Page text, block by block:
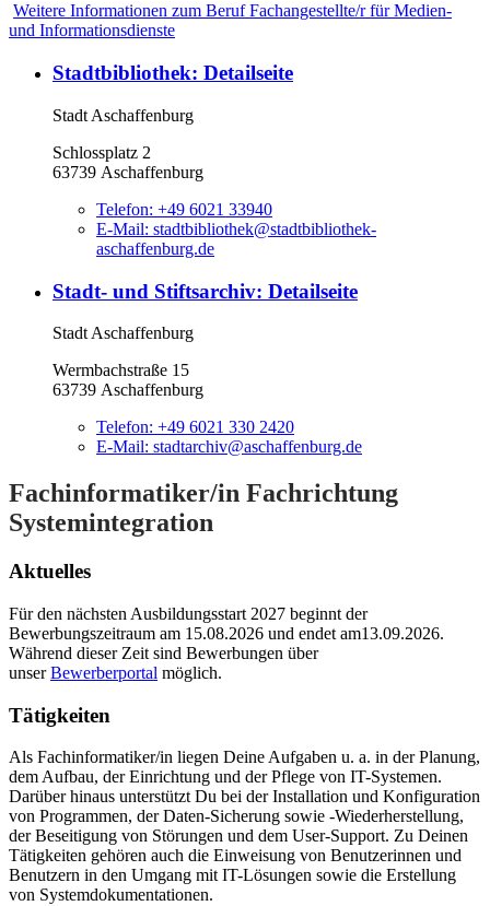
Weitere Informationen zum Beruf Fachangestellte/r für Medien-
und Informationsdienste
Stadtbibliothek: Detailseite
Stadt Aschaffenburg
Schlossplatz 2
63739 Aschaffenburg
Telefon: +49 6021 33940
E-Mail: stadtbibliothek@stadtbibliothek-
aschaffenburg.de
Stadt- und Stiftsarchiv: Detailseite
Stadt Aschaffenburg
Wermbachstraße 15
63739 Aschaffenburg
Telefon: +49 6021 330 2420
E-Mail: stadtarchiv@aschaffenburg.de
Fachinformatiker/in Fachrichtung
Systemintegration
Aktuelles
Für den nächsten Ausbildungsstart 2027 beginnt der
Bewerbungszeitraum am 15.08.2026 und endet am13.09.2026.
Während dieser Zeit sind Bewerbungen über
unserBewerberportal möglich.
Tätigkeiten
Als Fachinformatiker/in liegen Deine Aufgaben u. a. in der Planung,
dem Aufbau, der Einrichtung und der Pflege von IT-Systemen.
Darüber hinaus unterstützt Du bei der Installation und Konfiguration
von Programmen, der Daten-Sicherung sowie -Wiederherstellung,
der Beseitigung von Störungen und dem User-Support. Zu Deinen
Tätigkeiten gehören auch die Einweisung von Benutzerinnen und
Benutzern in den Umgang mit IT-Lösungen sowie die Erstellung
von Systemdokumentationen.